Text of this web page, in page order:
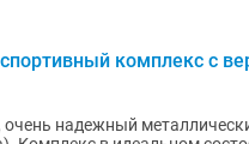
комплекс с
надежный